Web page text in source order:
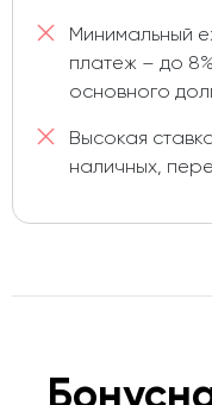
Минимальный
платеж – до
основного
Высокая
наличных,